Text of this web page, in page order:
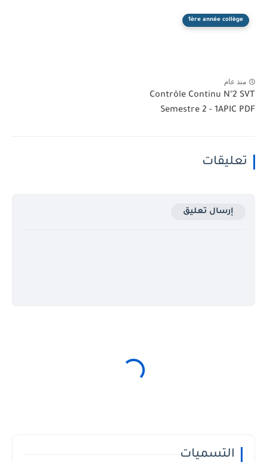
1ère année collège
منذ عام
Contrôle Continu N°2 SVT
Semestre 2 - 1APIC PDF
تعليقات
إرسال تعليق
التسميات